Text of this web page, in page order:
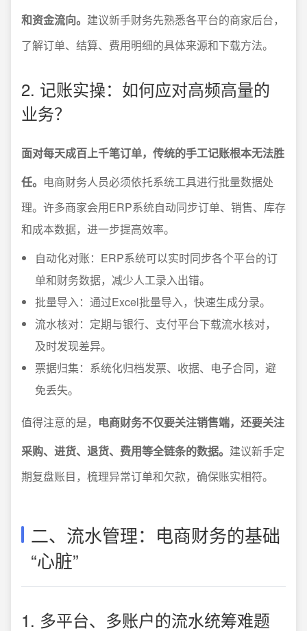
和资金流向。 建议新手财务先熟悉各平台的商家后台，
了解订单、结算、费用明细的具体来源和下载方法。
2. 记账实操：如何应对高频高量的
业务？
面对每天成百上千笔订单，传统的手工记账根本无法胜
任。 电商财务人员必须依托系统工具进行批量数据处
理。许多商家会用ERP系统自动同步订单、销售、库存
和成本数据，进一步提高效率。
自动化对账：ERP系统可以实时同步各个平台的订
单和财务数据，减少人工录入出错。
批量导入：通过Excel批量导入，快速生成分录。
流水核对：定期与银行、支付平台下载流水核对，
及时发现差异。
票据归集：系统化归档发票、收据、电子合同，避
免丢失。
值得注意的是， 电商财务不仅要关注销售端，还要关注
采购、进货、退货、费用等全链条的数据。 建议新手定
期复盘账目，梳理异常订单和欠款，确保账实相符。
二、流水管理：电商财务的基础
“心脏”
1. 多平台、多账户的流水统筹难题